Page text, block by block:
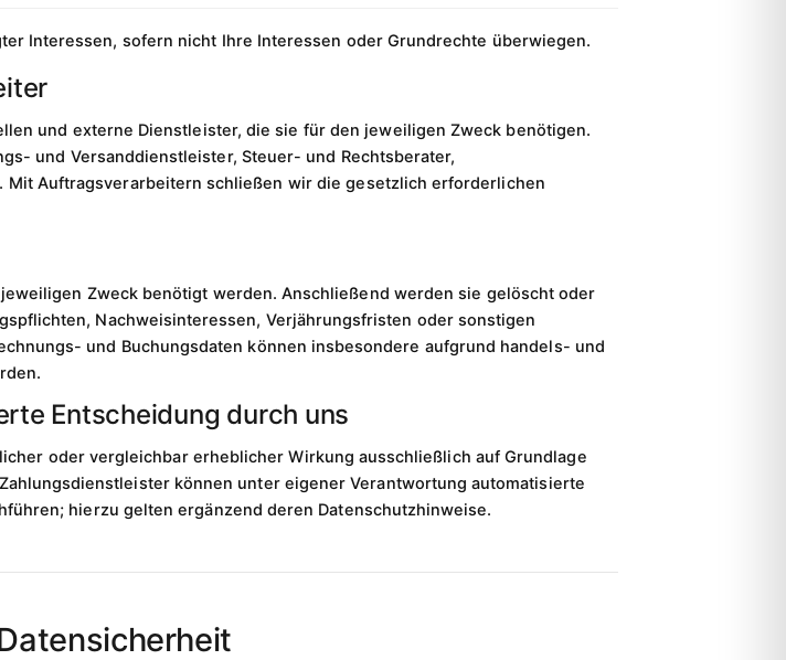
Interessen, sofern nicht Ihre Interessen oder Grundrechte überwiegen.
und externe Dienstleister, die sie für den jeweiligen Zweck benötigen.
und Versanddienstleister, Steuer- und Rechtsberater,
Mit Auftragsverarbeitern schließen wir die gesetzlich erforderlichen
Zweck benötigt werden. Anschließend werden sie gelöscht oder
Nachweisinteressen, Verjährungsfristen oder sonstigen
und Buchungsdaten können insbesondere aufgrund handels- und
Entscheidung durch uns
oder vergleichbar erheblicher Wirkung ausschließlich auf Grundlage
können unter eigener Verantwortung automatisierte
hierzu gelten ergänzend deren Datenschutzhinweise.